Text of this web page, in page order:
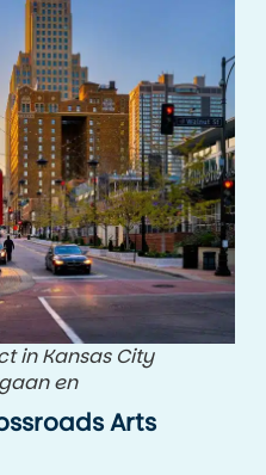
in Kansas City
en
Arts